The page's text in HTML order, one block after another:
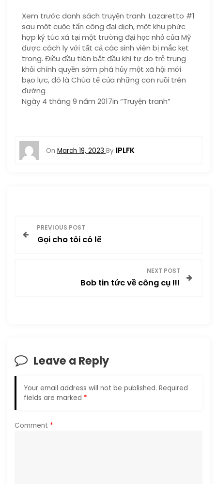
Xem trước danh sách truyện tranh: Lazaretto #1
sau một cuộc tấn công đại dịch, một khu phức
hợp ký túc xá tại một trường đại học nhỏ của Mỹ
được cách ly với tất cả các sinh viên bị mắc kẹt
trong. Điều đầu tiên bắt đầu khi tự do trẻ trung
khỏi chính quyền sớm phá hủy một xã hội mới
bạo lực, đó là Chúa tể của những con ruồi trên
đường
Ngày 4 tháng 9 năm 2017in “Truyện tranh”
On March 19, 2023 By IPLFK
v
i
a
PREVIOUS POST
Gọi cho tôi có lẽ
NEXT POST
Bob tin tức về công cụ !!!
Leave a Reply
Your email address will not be published. Required
fields are marked *
Comment *